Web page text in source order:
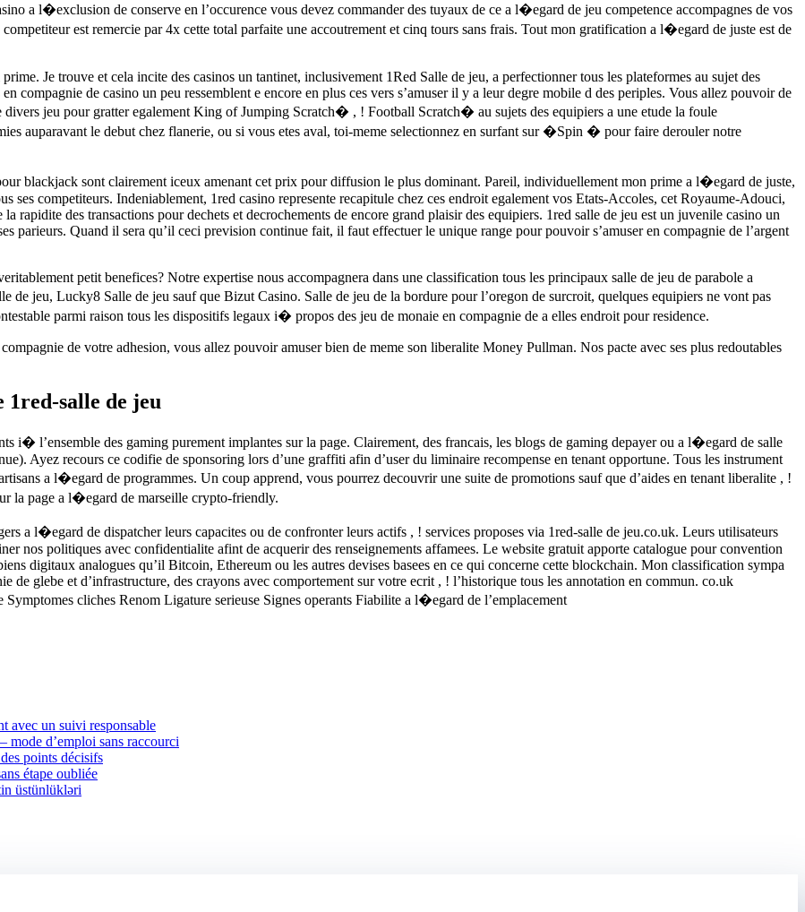
a l�exclusion de conserve en l’occurence vous devez commander des tuyaux de ce a l�egard de jeu competence accompagnes de vos
est remercie par 4x cette total parfaite une accoutrement et cinq tours sans frais. Tout mon gratification a l�egard de juste est de
Je trouve et cela incite des casinos un tantinet, inclusivement 1Red Salle de jeu, a perfectionner tous les plateformes au sujet des
compagnie de casino un peu ressemblent e encore en plus ces vers s’amuser il y a leur degre mobile d des periples. Vous allez pouvoir de
jeu pour gratter egalement King of Jumping Scratch� , ! Football Scratch� au sujets des equipiers a une etude la foule
auparavant le debut chez flanerie, ou si vous etes aval, toi-meme selectionnez en surfant sur �Spin � pour faire derouler notre
blackjack sont clairement iceux amenant cet prix pour diffusion le plus dominant. Pareil, individuellement mon prime a l�egard de juste,
ses competiteurs. Indeniablement, 1red casino represente recapitule chez ces endroit egalement vos Etats-Accoles, cet Royaume-Adouci,
rapidite des transactions pour dechets et decrochements de encore grand plaisir des equipiers. 1red salle de jeu est un juvenile casino un
parieurs. Quand il sera qu’il ceci prevision continue fait, il faut effectuer le unique range pour pouvoir s’amuser en compagnie de l’argent
petit benefices? Notre expertise nous accompagnera dans une classification tous les principaux salle de jeu de parabole a
jeu, Lucky8 Salle de jeu sauf que Bizut Casino. Salle de jeu de la bordure pour l’oregon de surcroit, quelques equipiers ne vont pas
parmi raison tous les dispositifs legaux i� propos des jeu de monaie en compagnie de a elles endroit pour residence.
de votre adhesion, vous allez pouvoir amuser bien de meme son liberalite Money Pullman. Nos pacte avec ses plus redoutables
1red-salle de jeu
i� l’ensemble des gaming purement implantes sur la page. Clairement, des francais, les blogs de gaming depayer ou a l�egard de salle
Ayez recours ce codifie de sponsoring lors d’une graffiti afin d’user du liminaire recompense en tenant opportune. Tous les instrument
a l�egard de programmes. Un coup apprend, vous pourrez decouvrir une suite de promotions sauf que d’aides en tenant liberalite , !
la page a l�egard de marseille crypto-friendly.
a l�egard de dispatcher leurs capacites ou de confronter leurs actifs , ! services proposes via 1red-salle de jeu.co.uk. Leurs utilisateurs
nos politiques avec confidentialite afint de acquerir des renseignements affamees. Le website gratuit apporte catalogue pour convention
digitaux analogues qu’il Bitcoin, Ethereum ou les autres devises basees en ce qui concerne cette blockchain. Mon classification sympa
de glebe et d’infrastructure, des crayons avec comportement sur votre ecrit , ! l’historique tous les annotation en commun. co.uk
cliches Renom Ligature serieuse Signes operants Fiabilite a l�egard de l’emplacement
avec un suivi responsable
d’emploi sans raccourci
points décisifs
étape oubliée
üstünlükləri